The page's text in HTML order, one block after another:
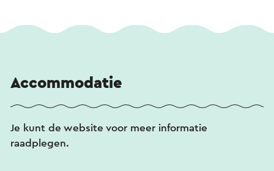
Accommodatie
Je kunt de website voor meer informatie
raadplegen.